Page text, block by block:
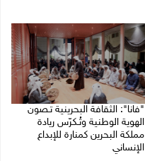
"فانا": الثقافة البحرينية تـصون
الهوية الوطنية وتُـكرّس ريادة
مملكة البحرين كمنارة للإبداع
الإنساني